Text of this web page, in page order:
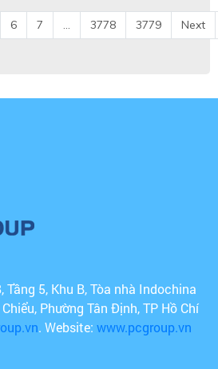
6 7 ... 3778 3779 Next
Tầng 5, Khu B, Tòa nhà Indochina
Phường Tân Định, TP Hồ Chí
. Website: www.pcgroup.vn